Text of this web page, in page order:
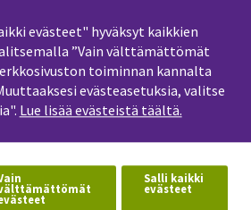
Youtube, LinkedIn, WhatsApp ja
yrityksesi käyttää
evästeet" hyväksyt kaikkien
”Vain välttämättömät
toiminnan kannalta
evästeasetuksia, valitse
Lue lisää evästeistä täältä.
Salli kaikki
evästeet